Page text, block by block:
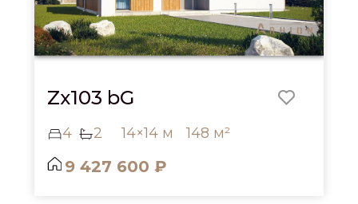
Zx103 bG
4 2 14×14 м 148 м²
9 427 600 ₽